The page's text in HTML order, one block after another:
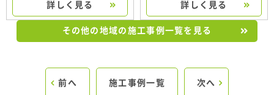
詳しく見る 詳しく見る
その他の地域の施工事例一覧を見る
前へ 施工事例一覧 次へ